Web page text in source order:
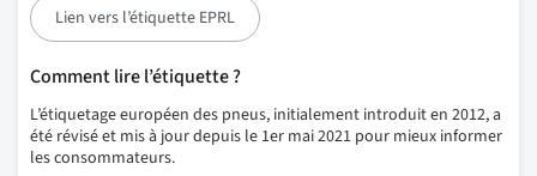
Lien vers l’étiquette EPRL
Comment lire l’étiquette ?
L’étiquetage européen des pneus, initialement introduit en 2012, a
été révisé et mis à jour depuis le 1er mai 2021 pour mieux informer
les consommateurs.